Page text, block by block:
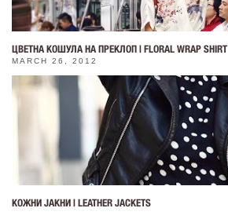
ЦВЕТНА КОШУЛА НА ПРЕКЛОП | FLORAL WRAP SHIRT
MARCH 26, 2012
КОЖНИ ЈАКНИ | LEATHER JACKETS